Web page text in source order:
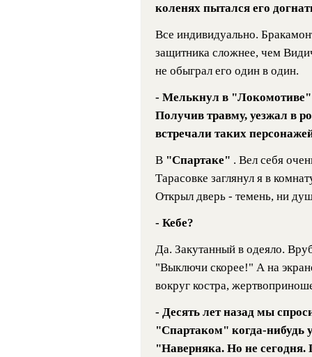
коленях пытался его
Все индивидуально.
защитника сложнее, чем
не обыграл его один в один.
- Мелькнул в "Локомотиве"
Получив травму, уезжал в
встречали таких
В "Спартаке" . Вел себя
Тарасовке заглянул я в
Открыл дверь - темень, ни
- Кебе?
Да. Закутанный в одеяло.
"Выключи скорее!" А на
вокруг костра,
- Десять лет назад мы
"Спартаком" когда-нибудь
"Наверняка. Но не сегодня.